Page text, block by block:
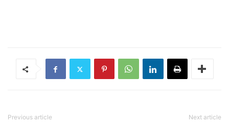
Previous article Next article